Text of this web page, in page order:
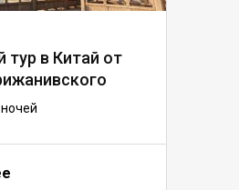
тур в Китай от